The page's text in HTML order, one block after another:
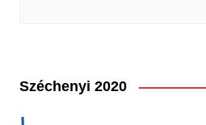
Széchenyi 2020